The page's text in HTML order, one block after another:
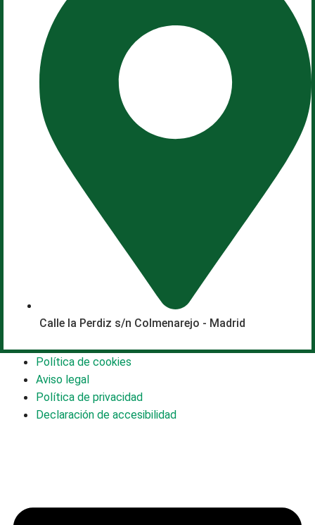
Calle la Perdiz s/n Colmenarejo - Madrid
Política de cookies
Aviso legal
Política de privacidad
Declaración de accesibilidad